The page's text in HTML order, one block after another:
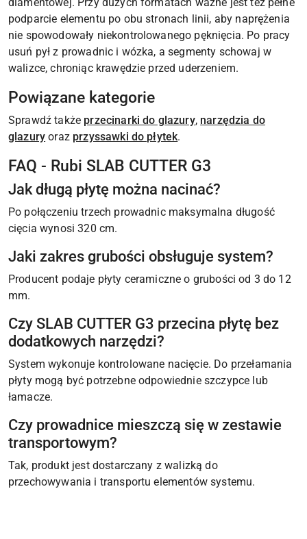
podparcie elementu po obu stronach linii, aby naprężenia
nie spowodowały niekontrolowanego pęknięcia. Po pracy
usuń pył z prowadnic i wózka, a segmenty schowaj w
walizce, chroniąc krawędzie przed uderzeniem.
Powiązane kategorie
Sprawdź także przecinarki do glazury, narzędzia do
glazury oraz przyssawki do płytek.
FAQ - Rubi SLAB CUTTER G3
Jak długą płytę można nacinać?
Po połączeniu trzech prowadnic maksymalna długość
cięcia wynosi 320 cm.
Jaki zakres grubości obsługuje system?
Producent podaje płyty ceramiczne o grubości od 3 do 12
mm.
Czy SLAB CUTTER G3 przecina płytę bez
dodatkowych narzędzi?
System wykonuje kontrolowane nacięcie. Do przełamania
płyty mogą być potrzebne odpowiednie szczypce lub
łamacze.
Czy prowadnice mieszczą się w zestawie
transportowym?
Tak, produkt jest dostarczany z walizką do
przechowywania i transportu elementów systemu.